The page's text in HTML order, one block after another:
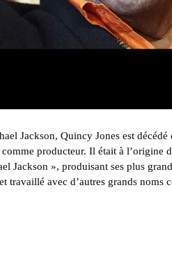
Jackson, Quincy Jones est
producteur. Il était à l’origine
Jackson », produisant ses plus
travaillé avec d’autres grands noms